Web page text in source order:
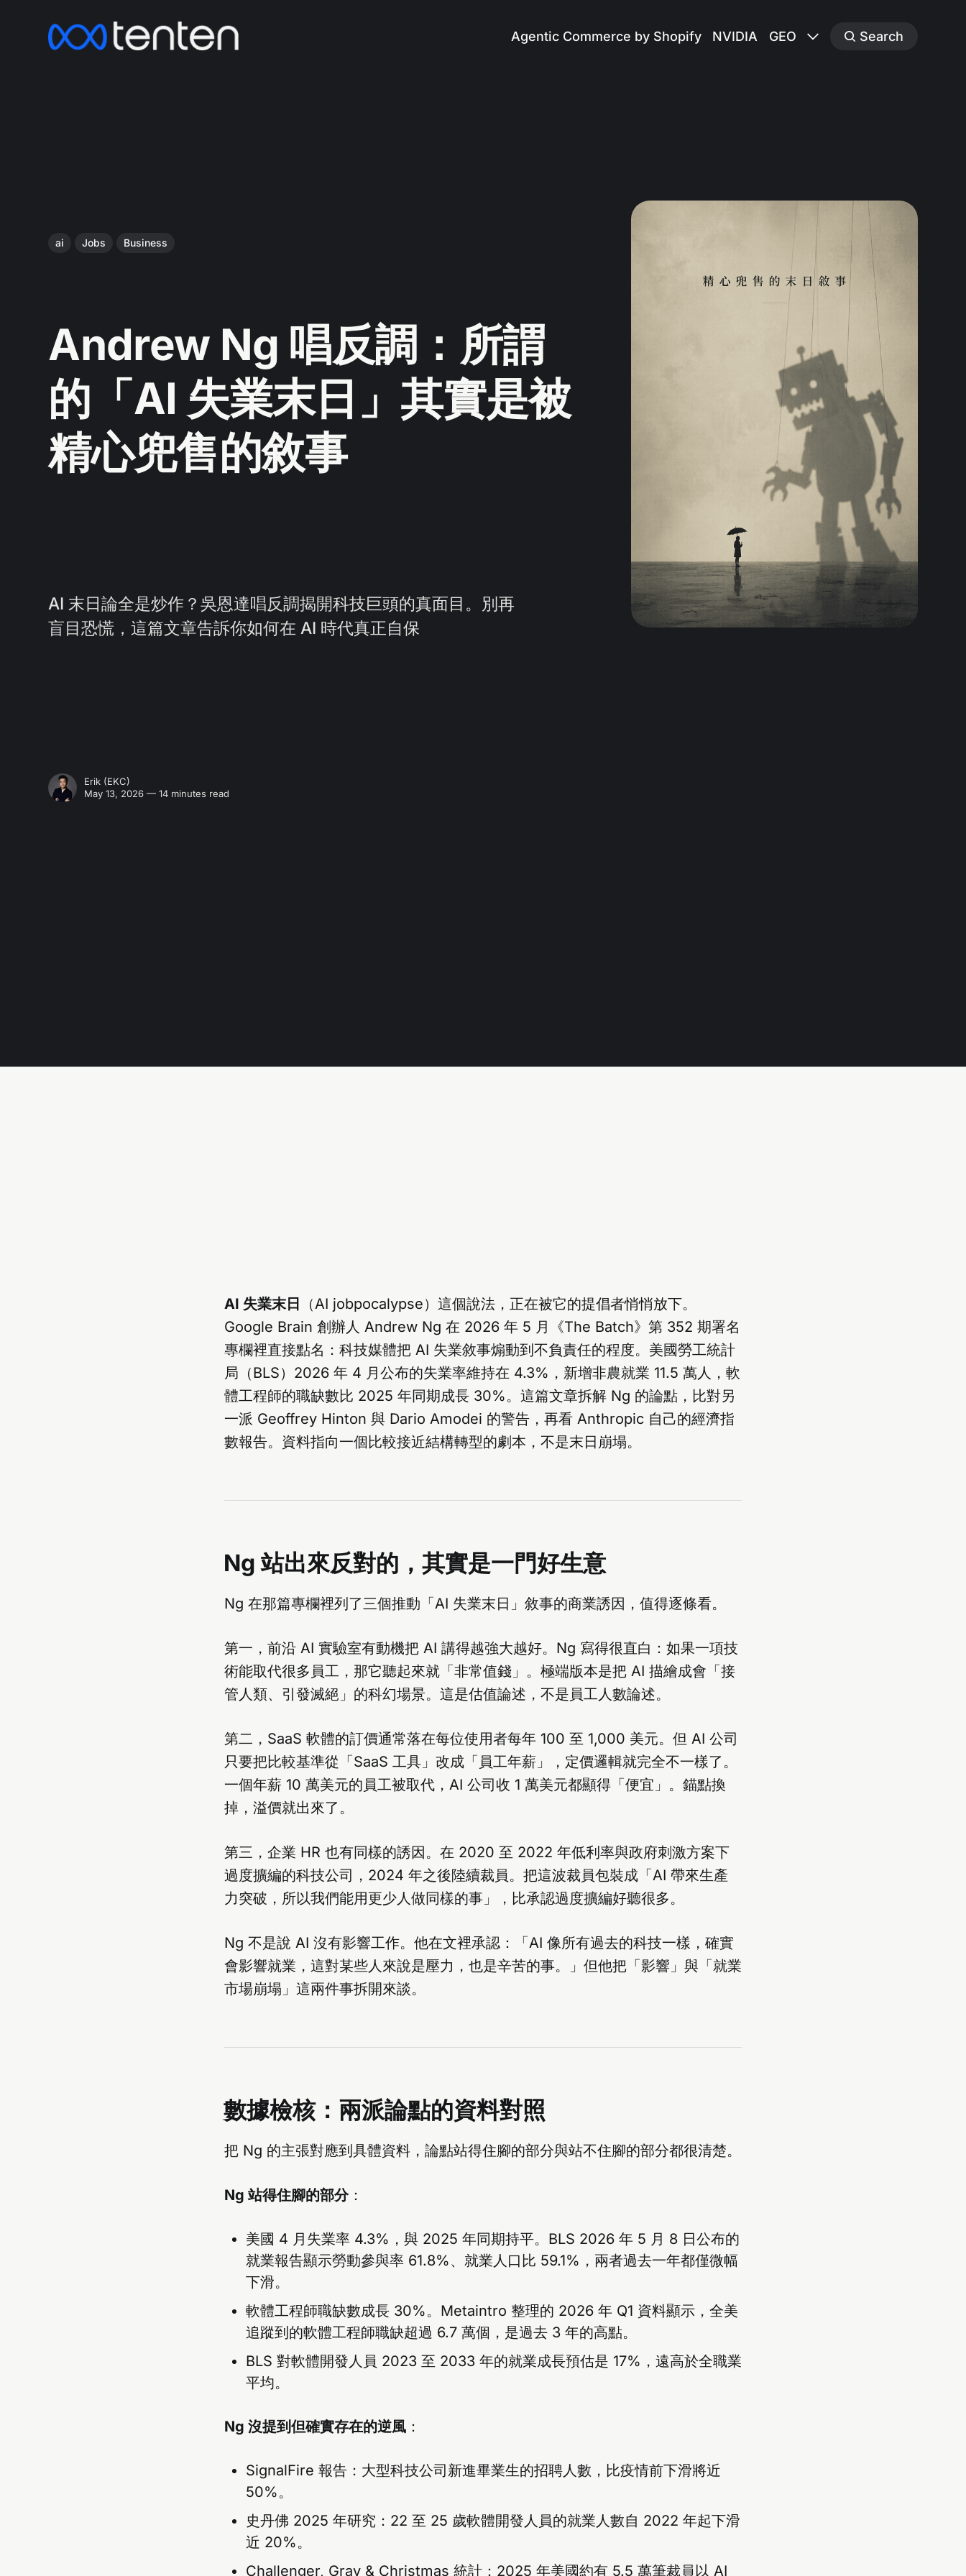
Agentic Commerce by Shopify NVIDIA GEO Search
ai Jobs Business
Andrew Ng 唱反調：所謂
的「AI 失業末日」其實是被
精心兜售的敘事
AI 末日論全是炒作？吳恩達唱反調揭開科技巨頭的真面目。別再
盲目恐慌，這篇文章告訴你如何在 AI 時代真正自保
Erik (EKC)
May 13, 2026 — 14 minutes read
AI 失業末日
（AI jobpocalypse）這個說法，正在被它的提倡者悄悄放下。
Google Brain 創辦人 Andrew Ng 在 2026 年 5 月《The Batch》第 352 期署名
專欄裡直接點名：科技媒體把 AI 失業敘事煽動到不負責任的程度。美國勞工統計
局（BLS）2026 年 4 月公布的失業率維持在 4.3%，新增非農就業 11.5 萬人，軟
體工程師的職缺數比 2025 年同期成長 30%。這篇文章拆解 Ng 的論點，比對另
一派 Geoffrey Hinton 與 Dario Amodei 的警告，再看 Anthropic 自己的經濟指
數報告。資料指向一個比較接近結構轉型的劇本，不是末日崩塌。
Ng 站出來反對的，其實是一門好生意
Ng 在那篇專欄裡列了三個推動「AI 失業末日」敘事的商業誘因，值得逐條看。
第一，前沿 AI 實驗室有動機把 AI 講得越強大越好。Ng 寫得很直白：如果一項技
術能取代很多員工，那它聽起來就「非常值錢」。極端版本是把 AI 描繪成會「接
管人類、引發滅絕」的科幻場景。這是估值論述，不是員工人數論述。
第二，SaaS 軟體的訂價通常落在每位使用者每年 100 至 1,000 美元。但 AI 公司
只要把比較基準從「SaaS 工具」改成「員工年薪」，定價邏輯就完全不一樣了。
一個年薪 10 萬美元的員工被取代，AI 公司收 1 萬美元都顯得「便宜」。錨點換
掉，溢價就出來了。
第三，企業 HR 也有同樣的誘因。在 2020 至 2022 年低利率與政府刺激方案下
過度擴編的科技公司，2024 年之後陸續裁員。把這波裁員包裝成「AI 帶來生產
力突破，所以我們能用更少人做同樣的事」，比承認過度擴編好聽很多。
Ng 不是說 AI 沒有影響工作。他在文裡承認：「AI 像所有過去的科技一樣，確實
會影響就業，這對某些人來說是壓力，也是辛苦的事。」但他把「影響」與「就業
市場崩塌」這兩件事拆開來談。
數據檢核：兩派論點的資料對照
把 Ng 的主張對應到具體資料，論點站得住腳的部分與站不住腳的部分都很清楚。
Ng 站得住腳的部分：
美國 4 月失業率 4.3%，與 2025 年同期持平。BLS 2026 年 5 月 8 日公布的
就業報告顯示勞動參與率 61.8%、就業人口比 59.1%，兩者過去一年都僅微幅
下滑。
軟體工程師職缺數成長 30%。Metaintro 整理的 2026 年 Q1 資料顯示，全美
追蹤到的軟體工程師職缺超過 6.7 萬個，是過去 3 年的高點。
BLS 對軟體開發人員 2023 至 2033 年的就業成長預估是 17%，遠高於全職業
平均。
Ng 沒提到但確實存在的逆風 ：
SignalFire 報告：大型科技公司新進畢業生的招聘人數，比疫情前下滑將近
50%。
史丹佛 2025 年研究：22 至 25 歲軟體開發人員的就業人數自 2022 年起下滑
近 20%。
Challenger, Gray & Christmas 統計：2025 年美國約有 5.5 萬筆裁員以 AI